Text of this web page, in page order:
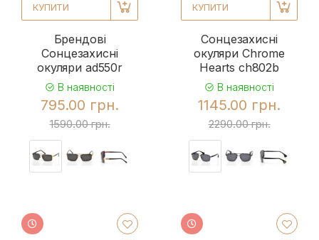
КУПИТИ
Брендові
Сонцезахисні
окуляри ad550r
В наявності
795.00 грн.
1590.00 грн.
КУПИТИ
Сонцезахисні
окуляри Chrome
Hearts ch802b
В наявності
1145.00 грн.
2290.00 грн.